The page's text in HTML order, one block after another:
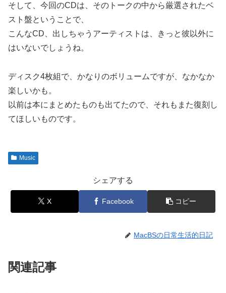
そして、今回のCDは、そのトークの中から厳選されたベ
スト盤ということで、
こんなCD、出しちゃうアーティストは、きっと彼以外に
はいないでしょうね。
ディスク4枚組で、かなりのボリュームですが、なかなか
楽しいかも。
以前は本にまとめたものも出てたので、それもまた復刻し
てほしいものです。
Music
シェアする
X Facebook コピー
MacBSの日常生活的日記
関連記事